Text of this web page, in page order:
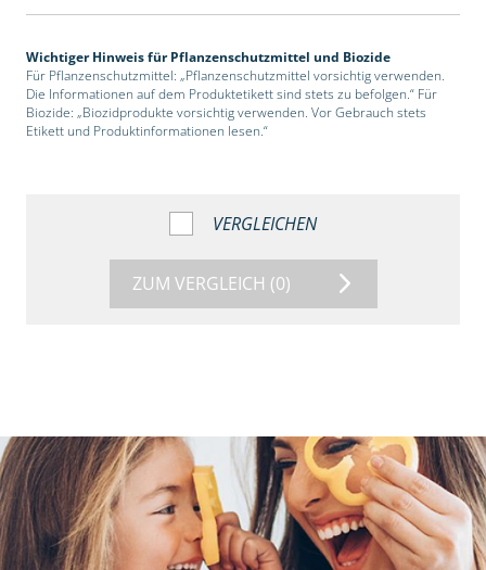
Wichtiger Hinweis für Pflanzenschutzmittel und Biozide
Für Pflanzenschutzmittel: „Pflanzenschutzmittel vorsichtig verwenden.
Die Informationen auf dem Produktetikett sind stets zu befolgen.“ Für
Biozide: „Biozidprodukte vorsichtig verwenden. Vor Gebrauch stets
Etikett und Produktinformationen lesen.“
VERGLEICHEN
ZUM VERGLEICH (0)